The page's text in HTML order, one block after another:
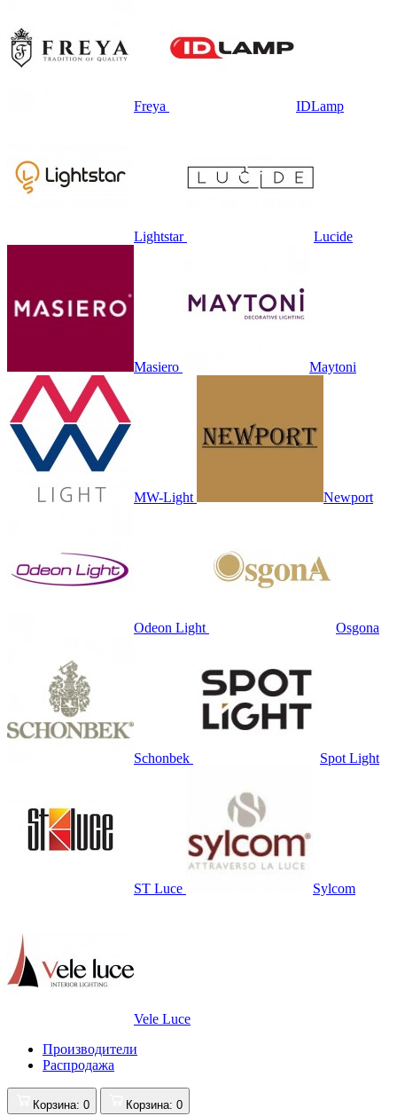
Freya IDLamp
Lightstar Lucide
Masiero Maytoni
MW-Light Newport
Odeon Light Osgona
Schonbek Spot Light
ST Luce Sylcom
Vele Luce
Производители
Распродажа
Корзина: 0 Корзина: 0